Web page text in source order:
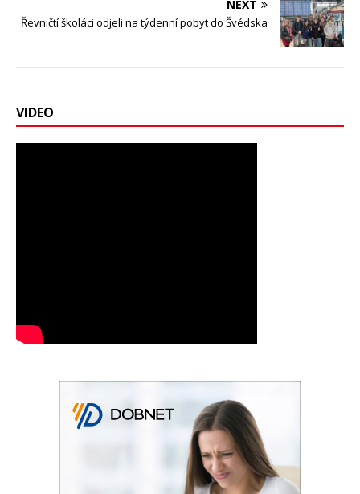
NEXT
Řevničtí školáci odjeli na týdenní pobyt do Švédska
VIDEO